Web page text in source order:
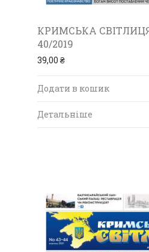
КРИМСЬКА
40/2019
39,00 ₴
Додати в кошик
Детальніше